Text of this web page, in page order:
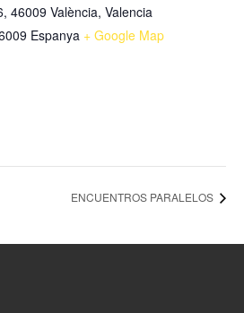
46009 València, Valencia
Espanya + Google Map
ENCUENTROS PARALELOS